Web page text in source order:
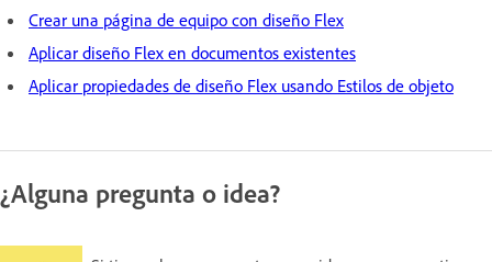
Crear una página de equipo con diseño Flex
Aplicar diseño Flex en documentos existentes
Aplicar propiedades de diseño Flex usando Estilos de objeto
¿Alguna pregunta o idea?